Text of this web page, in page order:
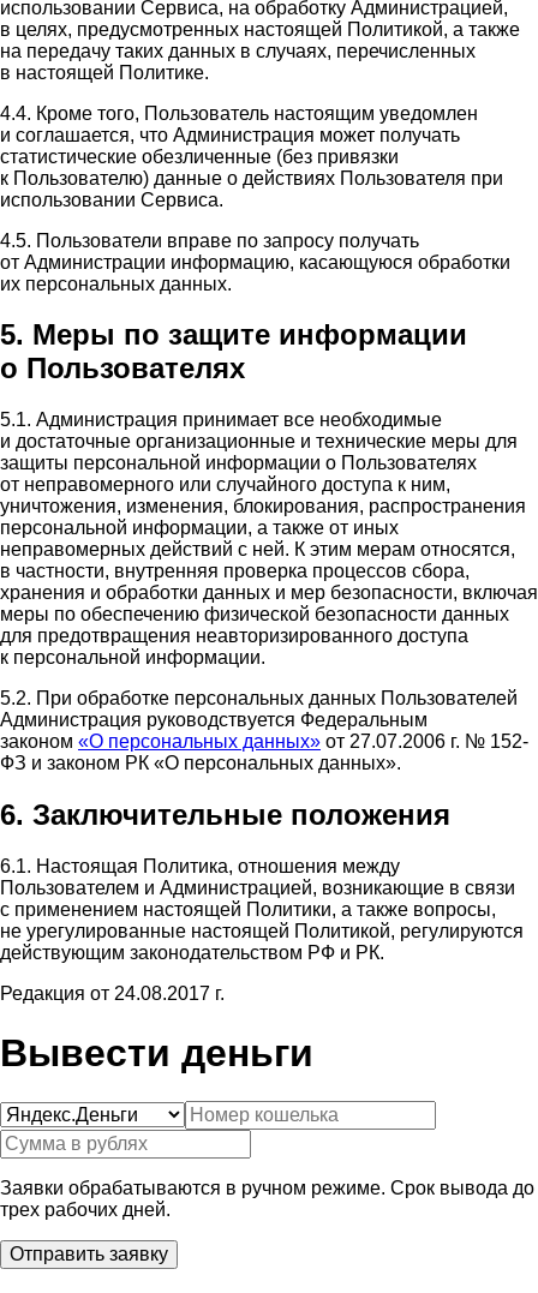
использовании Сервиса, на обработку Администрацией,
в целях, предусмотренных настоящей Политикой, а также
на передачу таких данных в случаях, перечисленных
в настоящей Политике.
4.4. Кроме того, Пользователь настоящим уведомлен
и соглашается, что Администрация может получать
статистические обезличенные (без привязки
к Пользователю) данные о действиях Пользователя при
использовании Сервиса.
4.5. Пользователи вправе по запросу получать
от Администрации информацию, касающуюся обработки
их персональных данных.
5. Меры по защите информации
о Пользователях
5.1. Администрация принимает все необходимые
и достаточные организационные и технические меры для
защиты персональной информации о Пользователях
от неправомерного или случайного доступа к ним,
уничтожения, изменения, блокирования, распространения
персональной информации, а также от иных
неправомерных действий с ней. К этим мерам относятся,
в частности, внутренняя проверка процессов сбора,
хранения и обработки данных и мер безопасности, включая
меры по обеспечению физической безопасности данных
для предотвращения неавторизированного доступа
к персональной информации.
5.2. При обработке персональных данных Пользователей
Администрация руководствуется Федеральным
законом «О персональных данных» от 27.07.2006 г. № 152-
ФЗ и законом РК «О персональных данных».
6. Заключительные положения
6.1. Настоящая Политика, отношения между
Пользователем и Администрацией, возникающие в связи
с применением настоящей Политики, а также вопросы,
не урегулированные настоящей Политикой, регулируются
действующим законодательством РФ и РК.
Редакция от 24.08.2017 г.
Вывести деньги
Заявки обрабатываются в ручном режиме. Срок вывода до
трех рабочих дней.